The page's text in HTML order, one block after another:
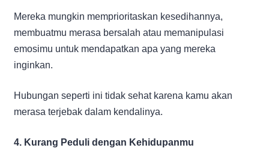
Mereka mungkin memprioritaskan kesedihannya,
membuatmu merasa bersalah atau memanipulasi
emosimu untuk mendapatkan apa yang mereka
inginkan.
Hubungan seperti ini tidak sehat karena kamu akan
merasa terjebak dalam kendalinya.
4. Kurang Peduli dengan Kehidupanmu